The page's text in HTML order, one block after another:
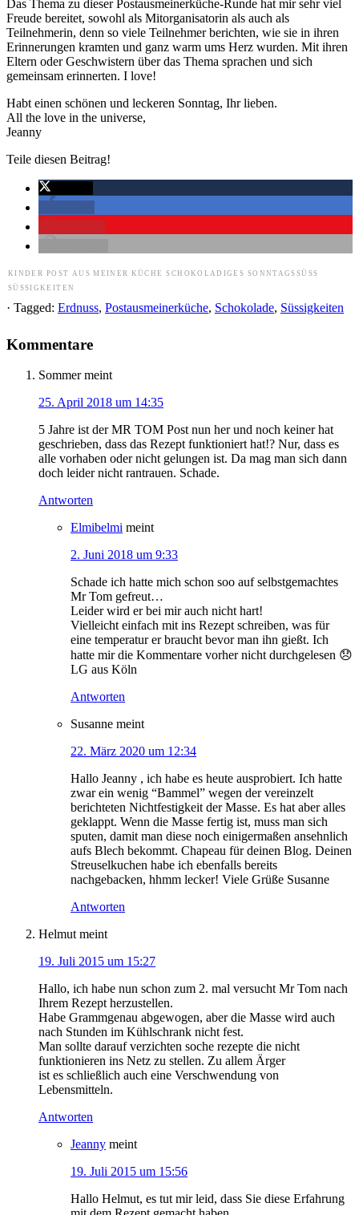
Das Thema zu dieser Postausmeinerküche-Runde hat mir sehr viel
Freude bereitet, sowohl als Mitorganisatorin als auch als
Teilnehmerin, denn so viele Teilnehmer berichten, wie sie in ihren
Erinnerungen kramten und ganz warm ums Herz wurden. Mit ihren
Eltern oder Geschwistern über das Thema sprachen und sich
gemeinsam erinnerten. I love!
Habt einen schönen und leckeren Sonntag, Ihr lieben.
All the love in the universe,
Jeanny
Teile diesen Beitrag!
KINDER POST AUS MEINER KÜCHE SCHOKOLADIGES SONNTAGSSÜSS
SÜSSIGKEITEN
· Tagged: Erdnuss, Postausmeinerküche, Schokolade, Süssigkeiten
Kommentare
Sommer meint
25. April 2018 um 14:35
5 Jahre ist der MR TOM Post nun her und noch keiner hat
geschrieben, dass das Rezept funktioniert hat!? Nur, dass es
alle vorhaben oder nicht gelungen ist. Da mag man sich dann
doch leider nicht rantrauen. Schade.
Antworten
Elmibelmi meint
2. Juni 2018 um 9:33
Schade ich hatte mich schon soo auf selbstgemachtes
Mr Tom gefreut…
Leider wird er bei mir auch nicht hart!
Vielleicht einfach mit ins Rezept schreiben, was für
eine temperatur er braucht bevor man ihn gießt. Ich
hatte mir die Kommentare vorher nicht durchgelesen 😞
LG aus Köln
Antworten
Susanne meint
22. März 2020 um 12:34
Hallo Jeanny , ich habe es heute ausprobiert. Ich hatte
zwar ein wenig “Bammel” wegen der vereinzelt
berichteten Nichtfestigkeit der Masse. Es hat aber alles
geklappt. Wenn die Masse fertig ist, muss man sich
sputen, damit man diese noch einigermaßen ansehnlich
aufs Blech bekommt. Chapeau für deinen Blog. Deinen
Streuselkuchen habe ich ebenfalls bereits
nachgebacken, hhmm lecker! Viele Grüße Susanne
Antworten
Helmut meint
19. Juli 2015 um 15:27
Hallo, ich habe nun schon zum 2. mal versucht Mr Tom nach
Ihrem Rezept herzustellen.
Habe Grammgenau abgewogen, aber die Masse wird auch
nach Stunden im Kühlschrank nicht fest.
Man sollte darauf verzichten soche rezepte die nicht
funktionieren ins Netz zu stellen. Zu allem Ärger
ist es schließlich auch eine Verschwendung von
Lebensmitteln.
Antworten
Jeanny meint
19. Juli 2015 um 15:56
Hallo Helmut, es tut mir leid, dass Sie diese Erfahrung